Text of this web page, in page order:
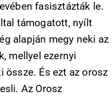
fasisztázták le.
támogatott, nyílt
alapján megy neki az
mellyel ezernyi
És ezt az orosz
Az Orosz